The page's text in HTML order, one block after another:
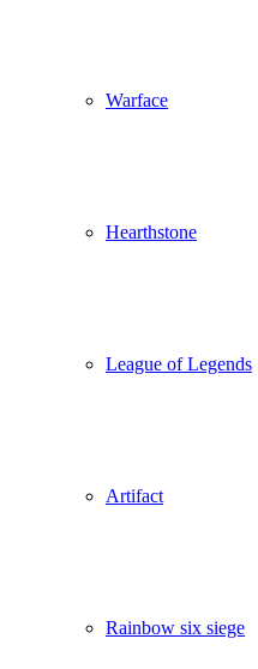
Warface
Hearthstone
League of Legends
Artifact
Rainbow six siege